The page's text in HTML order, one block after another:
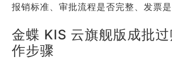
报销标准、审批流程是否完整、发票是
金蝶 KIS 云旗舰版成批
作步骤